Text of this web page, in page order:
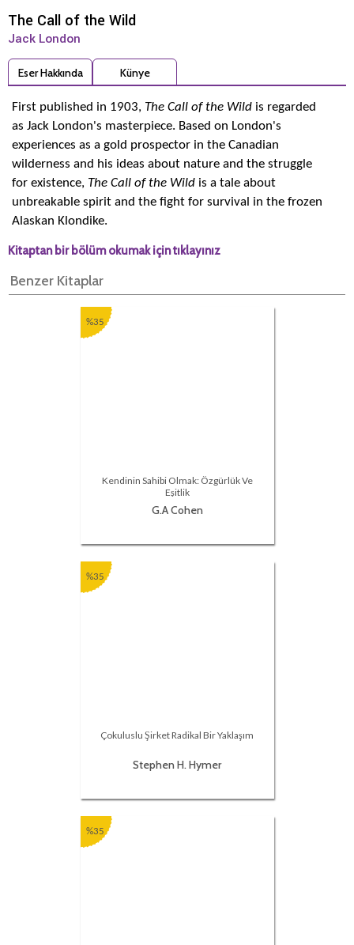
The Call of the Wild
Jack London
Eser Hakkında Künye
First published in 1903, The Call of the Wild is regarded
as Jack London's masterpiece. Based on London's
experiences as a gold prospector in the Canadian
wilderness and his ideas about nature and the struggle
for existence, The Call of the Wild is a tale about
unbreakable spirit and the fight for survival in the frozen
Alaskan Klondike.
Kitaptan bir bölüm okumak için tıklayınız
Benzer Kitaplar
%35
Kendinin Sahibi Olmak: Özgürlük Ve
Eşitlik
G.A Cohen
%35
Çokuluslu Şirket Radikal Bir Yaklaşım
Stephen H. Hymer
%35